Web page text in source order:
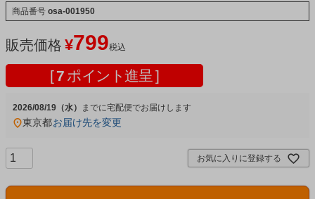
商品番号 osa-001950
販売価格 ¥799税込
[ 7 ポイント進呈 ]
2026/08/19（水） 宅配便
東京都お届け先を変更
お気に入りに登録する